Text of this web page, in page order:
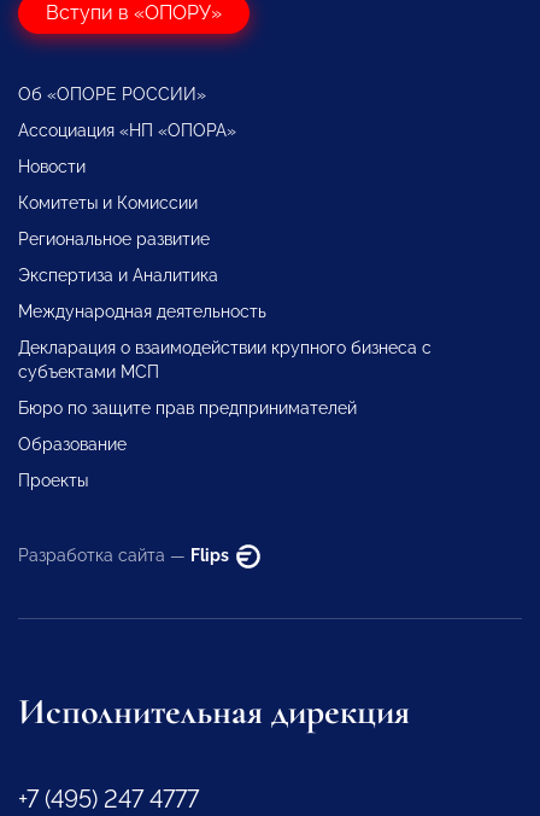
Вступи в «ОПОРУ»
Об «ОПОРЕ РОССИИ»
Ассоциация «НП «ОПОРА»
Новости
Комитеты и Комиссии
Региональное развитие
Экспертиза и Аналитика
Международная деятельность
Декларация о взаимодействии крупного бизнеса с
субъектами МСП
Бюро по защите прав предпринимателей
Образование
Проекты
Разработка сайта — Flips
Исполнительная дирекция
+7 (495) 247 4777